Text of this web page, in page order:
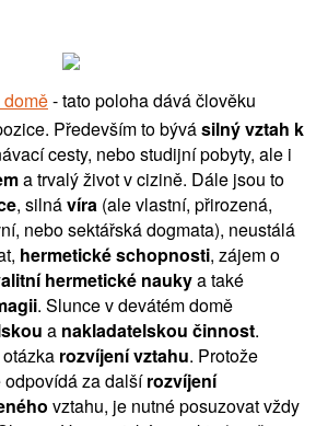
- tato poloha dává člověku
Především to bývásilný vztah k
cesty, nebo studijní pobyty, ale i
a trvalý život v cizině. Dále jsou to
, silnávíra (ale vlastní, přirozená,
nebo sektářská dogmata), neustálá
hermetické schopnosti, zájem o
hermetické naukya také
. Slunce v devátém domě
a nakladatelskou činnost.
rozvíjení vztahu. Protože
odpovídá za dalšírozvíjení
vztahu, je nutné posuzovat vždy